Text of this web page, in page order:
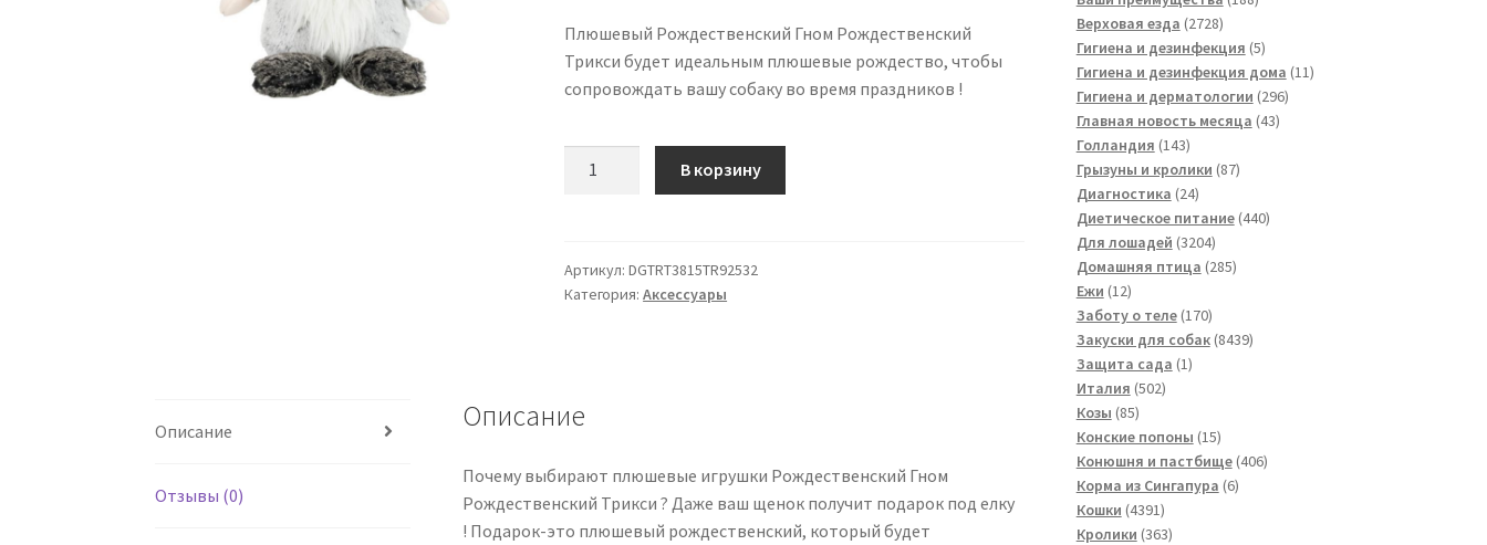
Плюшевый Рождественский Гном Рождественский
Трикси будет идеальным плюшевые рождество, чтобы
сопровождать вашу собаку во время праздников !
Плюшевые
Гном
В корзину
Артикул:DGTRT3815TR92532
Категория:Аксессуары
Описание
Отзывы (0)
Описание
Почему выбирают плюшевые игрушки Рождественский Гном
Рождественский Трикси ? Даже ваш щенок получит подарок под елку
! Подарок-это плюшевый рождественский, который будет
Верховая езда 27282728
товаров
Гигиена и дезинфекция 55
товаров
Гигиена и дезинфекция дома 1111
Гигиена и дерматологии 296296
Главная новость месяца 4343
Голландия 143143
товара
Грызуны и кролики 8787
Диагностика 2424
товара
Диетическое питание 440440
Для лошадей 32043204
товара
Домашняя птица 285285
Ежи 1212
товаров
Заботу о теле 170170
товаров
Закуски для собак 84398439
Защита сада 11
Италия 502502
Козы 8585
товаров
Конские попоны 1515
товаров
Конюшня и пастбище 406406
Корма из Сингапура 66
Кошки 43914391
товар
Кролики 363363